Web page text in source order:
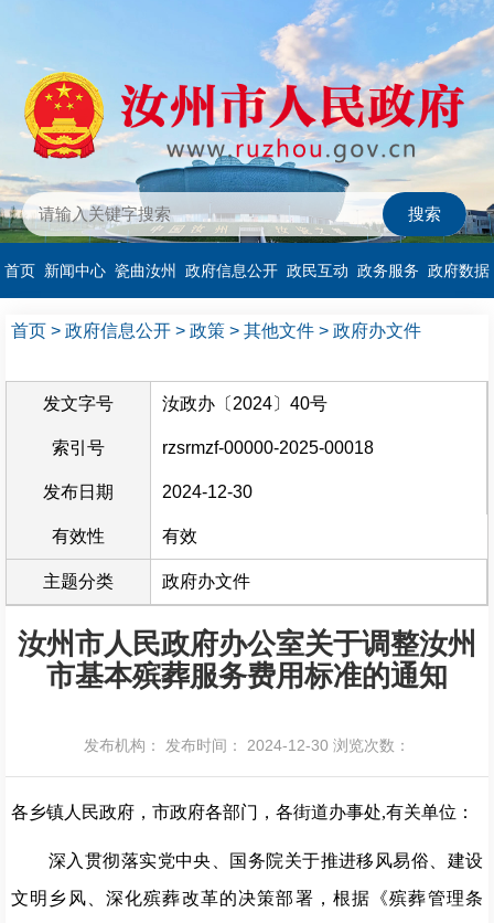
首页 新闻中心 瓷曲汝州 政府信息公开 政民互动 政务服务 政府数据
首页 > 政府信息公开 > 政策 > 其他文件 > 政府办文件
发文字号 汝政办〔2024〕40号
索引号 rzsrmzf-00000-2025-00018
发布日期 2024-12-30
有效性 有效
主题分类 政府办文件
汝州市人民政府办公室关于调整汝州
市基本殡葬服务费用标准的通知
发布机构： 发布时间： 2024-12-30 浏览次数：
各乡镇人民政府，市政府各部门，各街道办事处,有关单位：
深入贯彻落实党中央、国务院关于推进移风易俗、建设
文明乡风、深化殡葬改革的决策部署，根据《殡葬管理条